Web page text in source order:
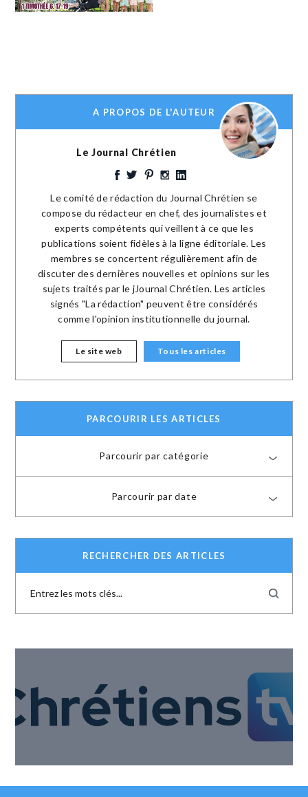
A PROPOS DE L'AUTEUR
Le Journal Chrétien
Le comité de rédaction du Journal Chrétien se
compose du rédacteur en chef, des journalistes et
experts compétents qui veillent à ce que les
publications soient fidèles à la ligne éditoriale. Les
membres se concertent régulièrement afin de
discuter des dernières nouvelles et opinions sur les
sujets traités par le jJournal Chrétien. Les articles
signés "La rédaction" peuvent être considérés
comme l'opinion institutionnelle du journal.
Le site web Tous les articles
PARCOURIR LES ARTICLES
Parcourir par catégorie
Parcourir par date
RECHERCHER DES ARTICLES